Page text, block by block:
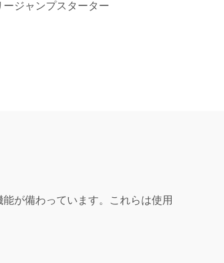
ジャンプスターター
が備わっています。これらは使用